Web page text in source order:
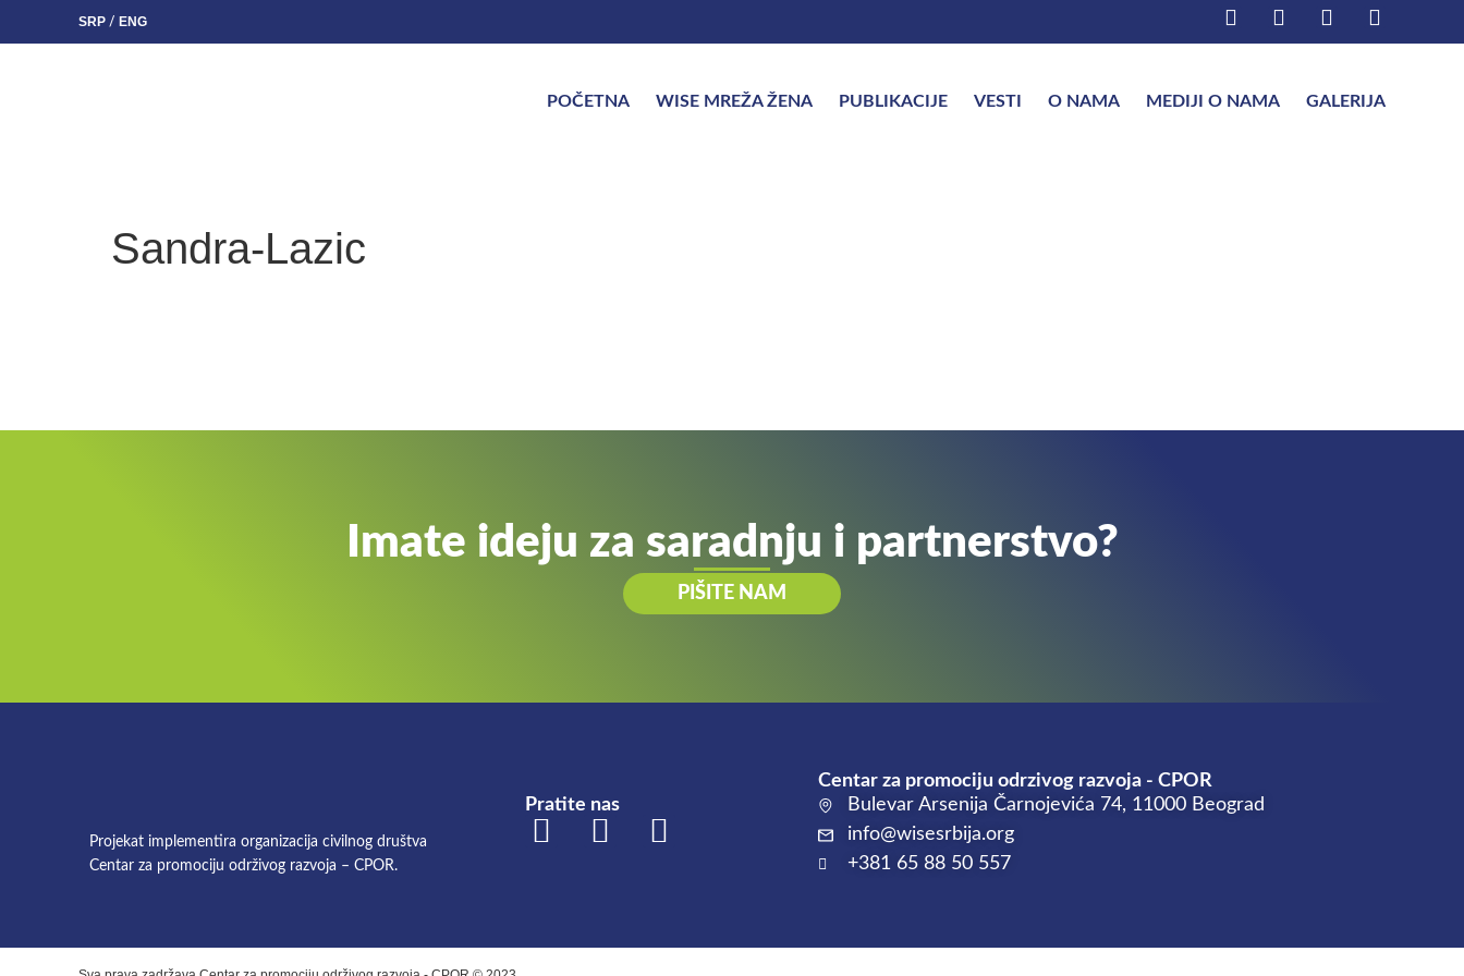
SRP / ENG
POČETNA WISE MREŽA ŽENA PUBLIKACIJE VESTI O NAMA MEDIJI O NAMA GALERIJA
Sandra-Lazic
Imate ideju za saradnju i partnerstvo?
PIŠITE NAM
Projekat implementira organizacija civilnog društva
Centar za promociju održivog razvoja – CPOR.
Pratite nas
Centar za promociju odrzivog razvoja - CPOR
Bulevar Arsenija Čarnojevića 74, 11000 Beograd
info@wisesrbija.org
+381 65 88 50 557